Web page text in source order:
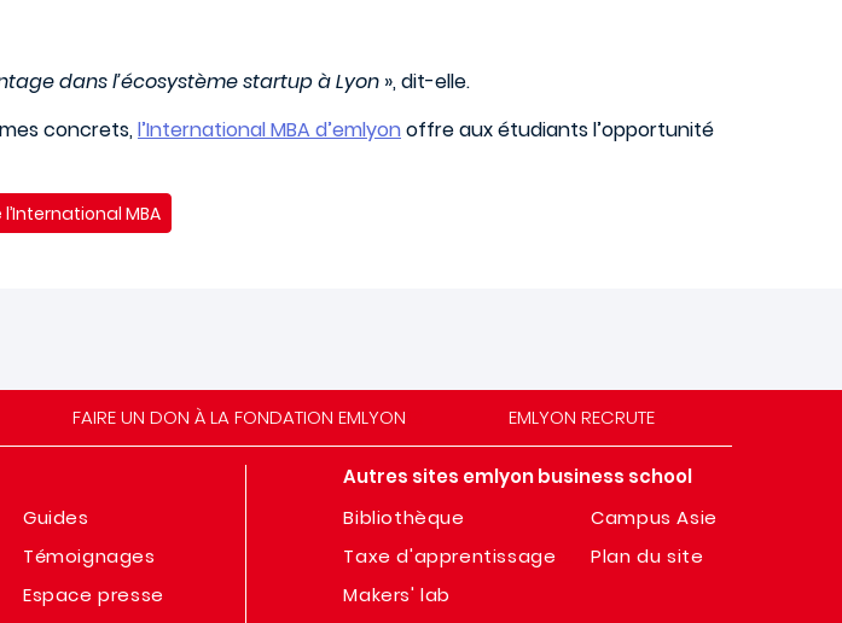
dans l’écosystème startup à Lyon », dit-elle.
concrets,l’International MBA d’emlyonoffre aux étudiants l’opportunité
MBA
FAIRE UN DON À LA FONDATION EMLYON EMLYON RECRUTE
Guides
Témoignages
Espace presse
Autres sites emlyon business school
Bibliothèque
Taxe d'apprentissage
Makers' lab
Campus Asie
Plan du site